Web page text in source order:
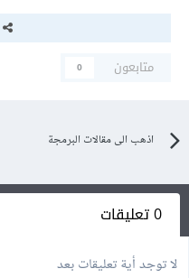
متابعون
0
اذهب الى مقالات البرمجة
0 تعليقات
لا توجد أية تعليقات بعد